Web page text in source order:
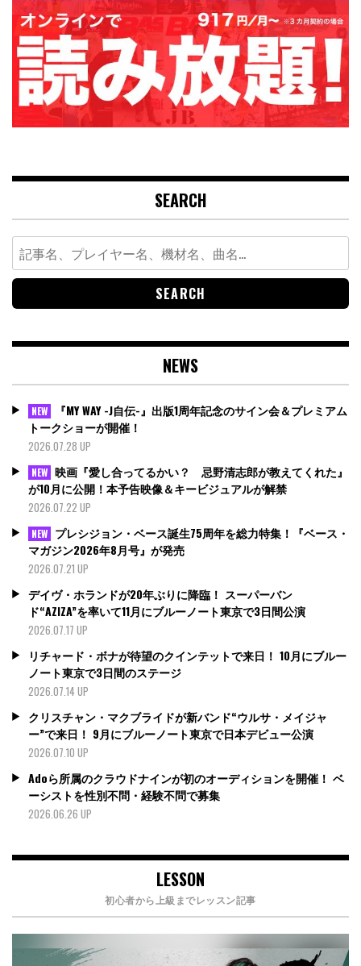
SEARCH
Search
for:
NEWS
NEW
『MY WAY -J自伝-』出版1周年記念のサイン会＆プレミアム
トークショーが開催！
2026.07.28 UP
NEW 映画『愛し合ってるかい？ 忌野清志郎が教えてくれた』
が10月に公開！本予告映像＆キービジュアルが解禁
2026.07.22 UP
NEW プレシジョン・ベース誕生75周年を総力特集！『ベース・
マガジン2026年8月号』が発売
2026.07.21 UP
デイヴ・ホランドが20年ぶりに降臨！ スーパーバン
ド“AZIZA”を率いて11月にブルーノート東京で3日間公演
2026.07.17 UP
リチャード・ボナが待望のクインテットで来日！ 10月にブルー
ノート東京で3日間のステージ
2026.07.14 UP
クリスチャン・マクブライドが新バンド“ウルサ・メイジャ
ー”で来日！ 9月にブルーノート東京で日本デビュー公演
2026.07.10 UP
Adoら所属のクラウドナインが初のオーディションを開催！ ベ
ーシストを性別不問・経験不問で募集
2026.06.26 UP
LESSON
初心者から上級までレッスン記事